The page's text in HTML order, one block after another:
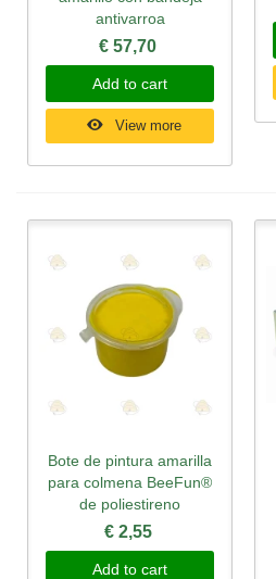
antivarroa
€ 57,70
Add to cart
View more
Bote de pintura amarilla
para colmena BeeFun®
de poliestireno
€ 2,55
Add to cart